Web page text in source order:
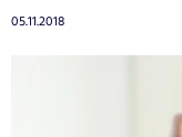
05.11.2018